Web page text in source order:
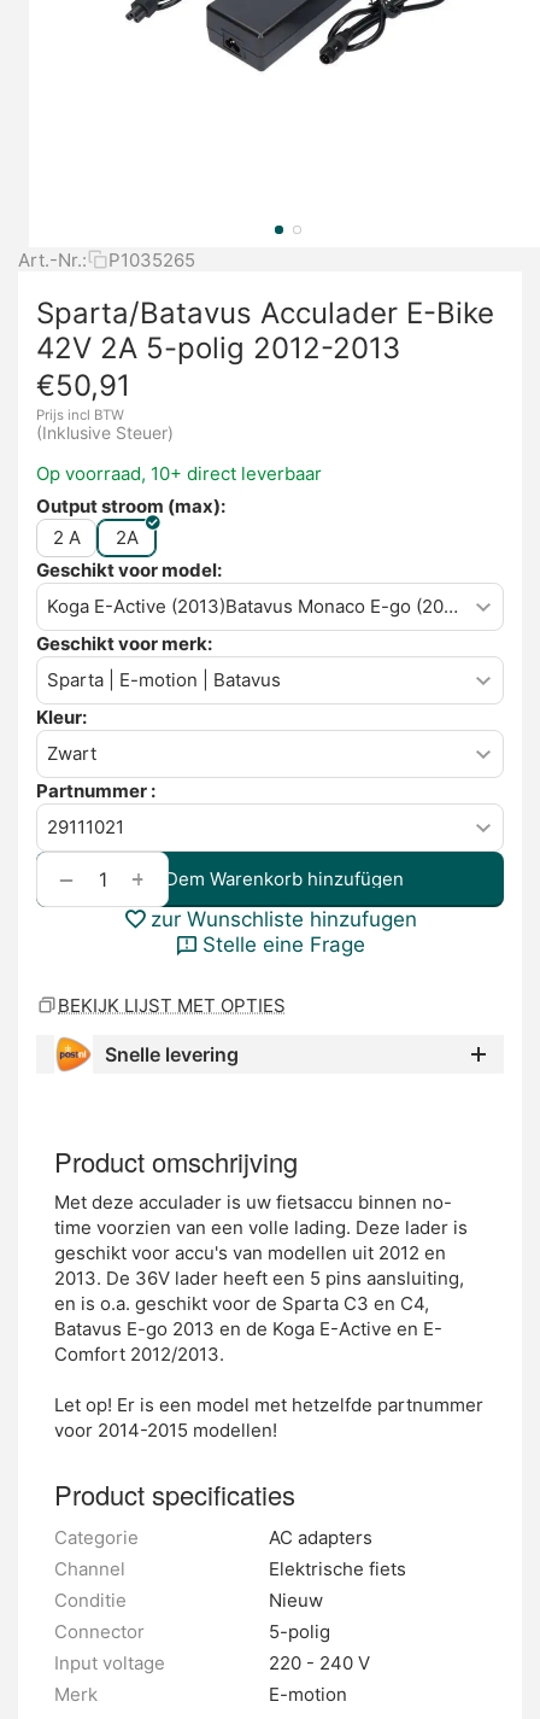
Art.-Nr.: P1035265
Sparta/Batavus Acculader E-Bike
42V 2A 5-polig 2012-2013
€50,91
Prijs incl BTW
(Inklusive Steuer)
Op voorraad, 10+ direct leverbaar
Output stroom (max):
2 A
2A
Geschikt voor model:
Geschikt voor merk:
Kleur:
Partnummer :
+
− Dem Warenkorb hinzufügen
zur Wunschliste hinzufugen
Stelle eine Frage
BEKIJK LIJST MET OPTIES
Snelle levering
Product omschrijving
Met deze acculader is uw fietsaccu binnen no-
time voorzien van een volle lading. Deze lader is
geschikt voor accu's van modellen uit 2012 en
2013. De 36V lader heeft een 5 pins aansluiting,
en is o.a. geschikt voor de Sparta C3 en C4,
Batavus E-go 2013 en de Koga E-Active en E-
Comfort 2012/2013.
Let op! Er is een model met hetzelfde partnummer
voor 2014-2015 modellen!
Product specificaties
Categorie
AC adapters
Channel
Elektrische fiets
Conditie
Nieuw
Connector
5-polig
Input voltage
220 - 240 V
Merk
E-motion